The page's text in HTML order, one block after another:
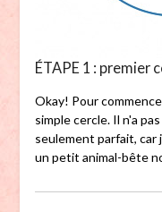
ÉTAPE 1 : premier
Okay! Pour
simple cercle. Il n'a
seulement parfait, car
un petit animal-bête